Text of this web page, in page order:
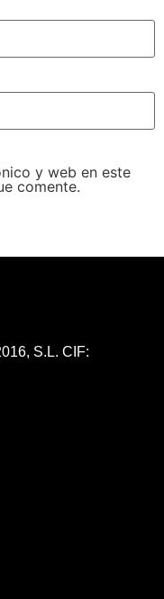
y web en este
comente.
S.L. CIF: